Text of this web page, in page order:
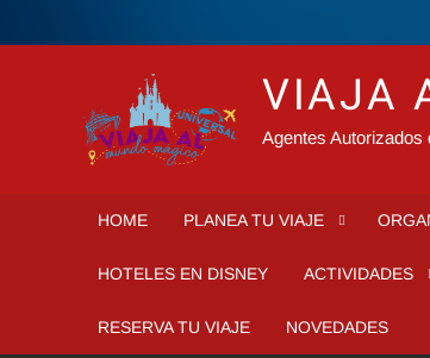
VIAJA
Agentes
HOME PLANEA TU VIAJE
HOTELES EN DISNEY ACTIVIDADES
RESERVA TU VIAJE NOVEDADES